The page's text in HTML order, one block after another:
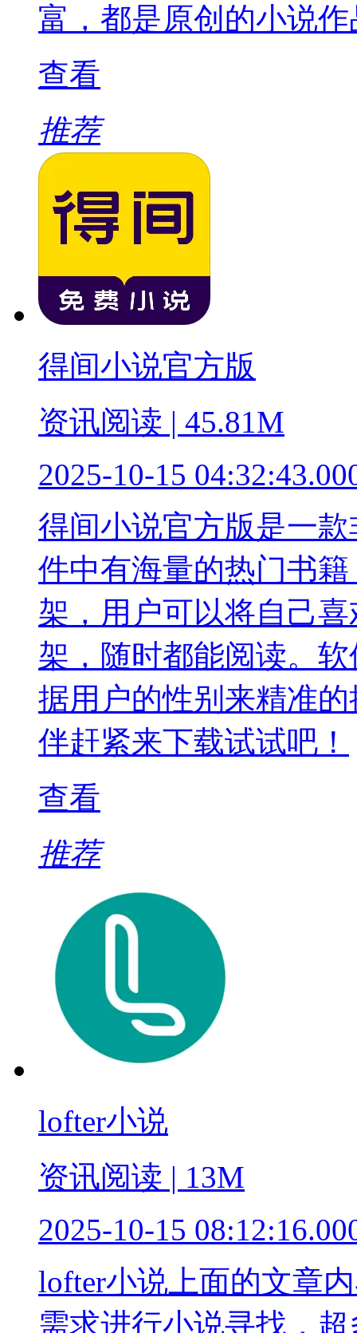
富，都是原创的小说
查看
推荐
得间小说官方版
资讯阅读 | 45.81M
2025-10-15
得间小说官方版是一
件中有海量的热门书
架，用户可以将自己
架，随时都能阅读。
据用户的性别来精准
伴赶紧来下载试试吧！
查看
推荐
lofter小说
资讯阅读 | 13M
2025-10-15
lofter小说上面的文章
需求进行小说寻找，